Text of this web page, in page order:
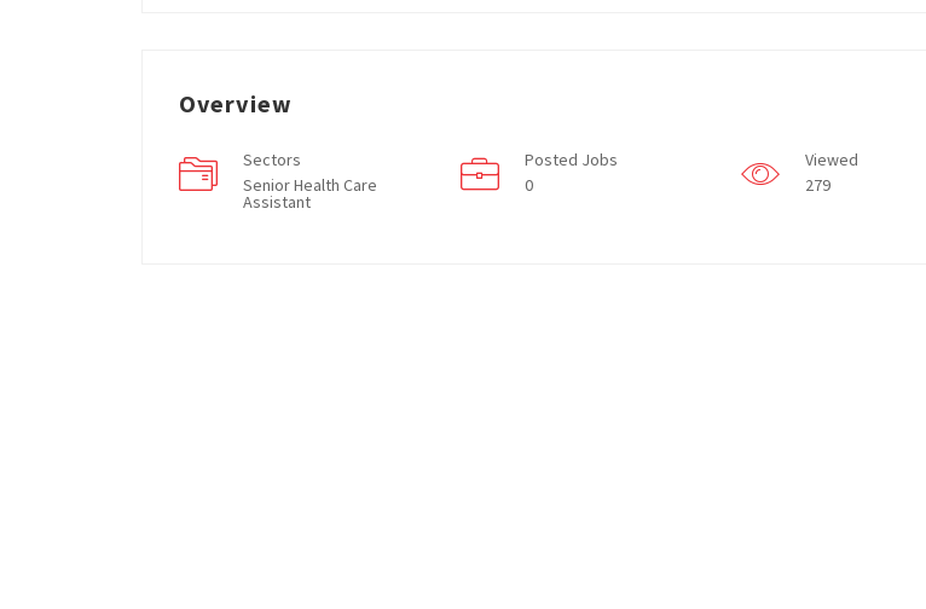
Overview
Sectors
Senior Health Care
Assistant
Posted Jobs
0
Viewed
279